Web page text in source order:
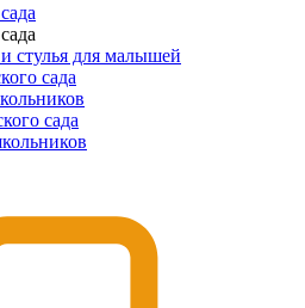
стулья для малышей
сада
сада